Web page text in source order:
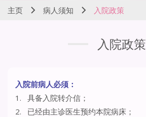
主页 病人须知 入院政策
入院政策
入院前病人必须：
1. 具备入院转介信；
2. 已经由主诊医生预约本院病床；